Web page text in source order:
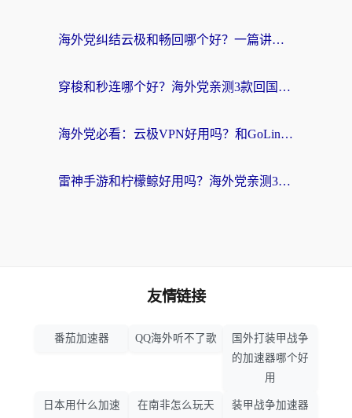
海外党纠结云极和畅回哪个好？一篇讲透回国加速器怎么选（附避坑指南）
穿梭和秒连哪个好？海外党亲测3款回国加速器，教你在国外正常浏览国内网站
海外党必看：云极VPN好用吗？和GoLinkVPN对比哪个回国效果更好？附真实体验指南
雷神手游和柠檬鲸好用吗？海外党亲测3款回国加速器，教你避开破解VPN坑
友情链接
番茄加速器 QQ海外听不了歌
国外打装甲战争
的加速器哪个好
用
日本用什么加速 在南非怎么玩天 装甲战争加速器